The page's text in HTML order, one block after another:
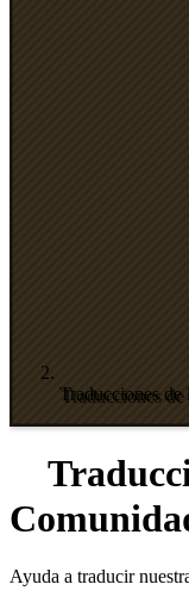
Traducciones
Ayuda a traducir